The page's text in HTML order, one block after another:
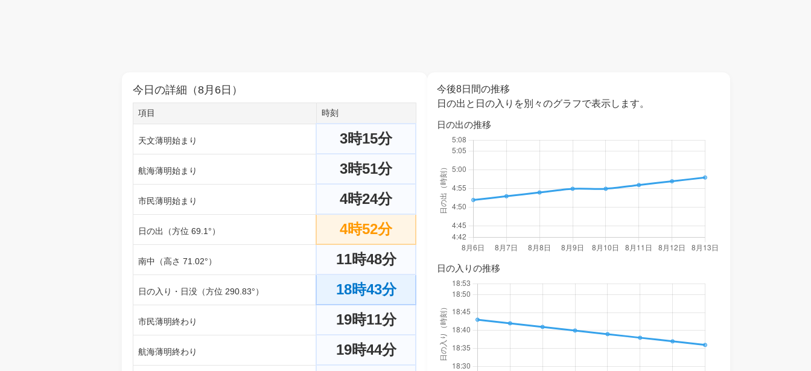
今日の詳細（8月6日）
項目 時刻
天文薄明始まり 3時15分
航海薄明始まり 3時51分
市民薄明始まり 4時24分
日の出（方位 69.1°） 4時52分
南中（高さ 71.02°） 11時48分
日の入り・日没（方位 290.83°） 18時43分
市民薄明終わり 19時11分
航海薄明終わり 19時44分
今後8日間の推移
日の出と日の入りを別々のグラフで表示します。
日の出の推移
日の入りの推移